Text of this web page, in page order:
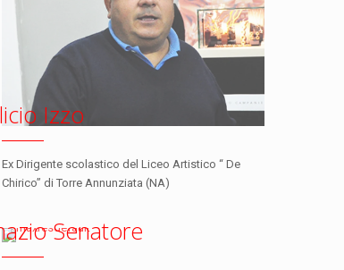
Izzo
Ex Dirigente scolastico del Liceo Artistico “ De
Chirico” di Torre Annunziata (NA)
Senatore